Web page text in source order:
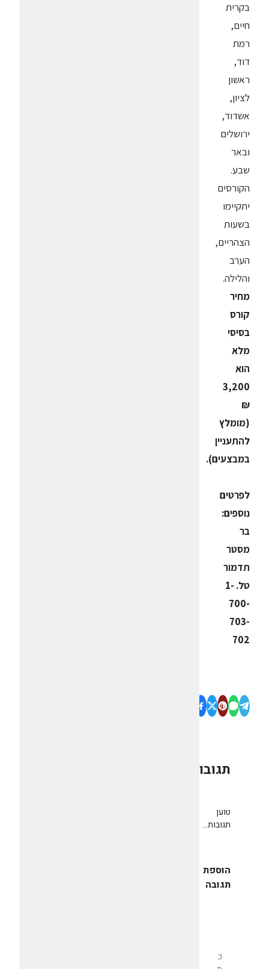
בקרית
חיים,
רמת
דוד,
ראשון
לציון,
אשדוד,
ירושלים
ובאר
שבע.
הקורסים
יתקיימו
בשעות
הצהריים,
הערב
והלילה.
מחיר
קורס
בסיסי
מלא
הוא
3,200
₪
(מומלץ
להתעניין
במבצעים).
לפרטים
נוספים:
בר
מסטר
תדמור
טל. 1-
700-
703-
702
תגובות
טוען
תגובות...
הוספת
תגובה